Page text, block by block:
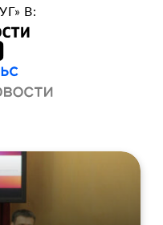
В: